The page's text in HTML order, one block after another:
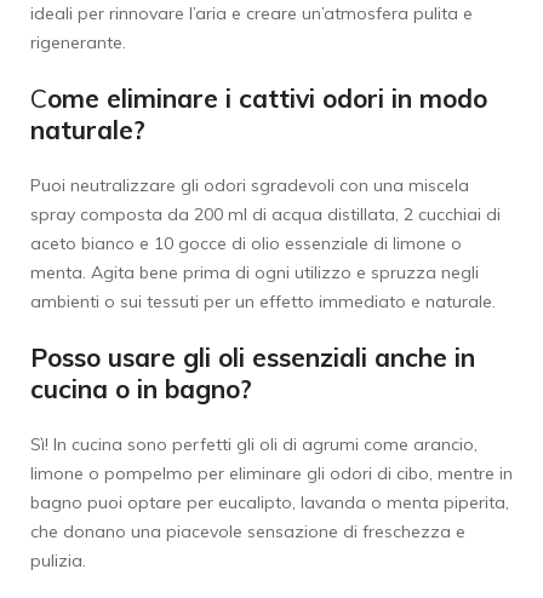
ideali per rinnovare l’aria e creare un’atmosfera pulita e
rigenerante.
Come eliminare i cattivi odori in modo
naturale?
Puoi neutralizzare gli odori sgradevoli con una miscela
spray composta da 200 ml di acqua distillata, 2 cucchiai di
aceto bianco e 10 gocce di olio essenziale di limone o
menta. Agita bene prima di ogni utilizzo e spruzza negli
ambienti o sui tessuti per un effetto immediato e naturale.
Posso usare gli oli essenziali anche in
cucina o in bagno?
Sì! In cucina sono perfetti gli oli di agrumi come arancio,
limone o pompelmo per eliminare gli odori di cibo, mentre in
bagno puoi optare per eucalipto, lavanda o menta piperita,
che donano una piacevole sensazione di freschezza e
pulizia.